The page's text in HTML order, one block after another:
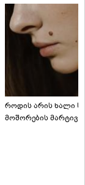
როდის არის ხალი
მოშორების